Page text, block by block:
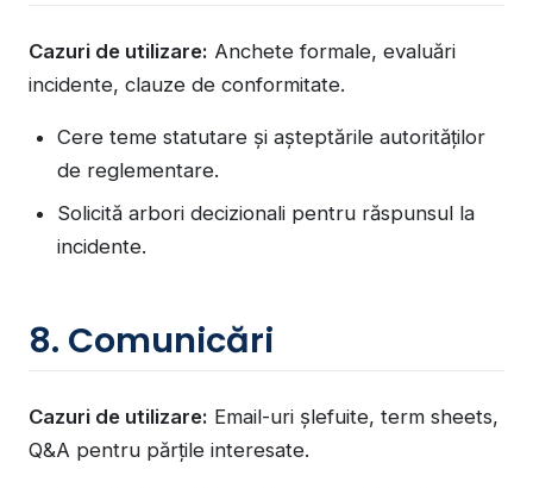
Cazuri de utilizare: Anchete formale, evaluări
incidente, clauze de conformitate.
Cere teme statutare și așteptările autorităților
de reglementare.
Solicită arbori decizionali pentru răspunsul la
incidente.
8. Comunicări
Cazuri de utilizare: Email-uri șlefuite, term sheets,
Q&A pentru părțile interesate.